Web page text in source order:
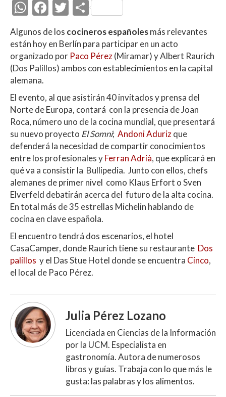
W
at
s
A
p
p
F
ac
e
b
o
k
T
itt
er
C
m
p
ar
r
Algunos de los cocineros españolesmás relevantes
están hoy en Berlín para participar en un acto
organizado por Paco Pérez(Miramar) y Albert Raurich
(Dos Palillos) ambos con establecimientos en la capital
alemana.
El evento, al que asistirán 40 invitados y prensa del
Norte de Europa, contará con la presencia de Joan
Roca, número uno de la cocina mundial, que presentará
su nuevo proyecto El Somni; Andoni Adurizque
defenderá la necesidad de compartir conocimientos
entre los profesionales yFerran Adrià, que explicará en
qué va a consistir la Bullipedia. Junto con ellos, chefs
alemanes de primer nivel como Klaus Erfort o Sven
Elverfeld debatirán acerca del futuro de la alta cocina.
En total más de 35 estrellas Michelin hablando de
cocina en clave española.
El encuentro tendrá dos escenarios, el hotel
CasaCamper, donde Raurich tiene su restaurante Dos
palillos y el Das Stue Hotel donde se encuentra Cinco,
el local de Paco Pérez.
Julia Pérez Lozano
Licenciada en Ciencias de la Información
por la UCM. Especialista en
gastronomía. Autora de numerosos
libros y guías. Trabaja con lo que más le
gusta: las palabras y los alimentos.